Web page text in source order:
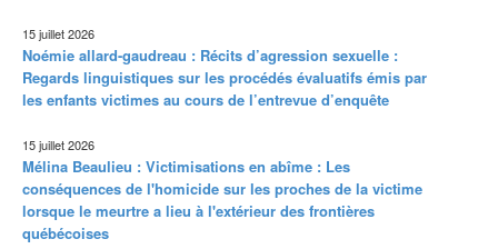
15 juillet 2026
Noémie allard-gaudreau : Récits d’agression sexuelle :
Regards linguistiques sur les procédés évaluatifs émis par
les enfants victimes au cours de l’entrevue d’enquête
15 juillet 2026
Mélina Beaulieu : Victimisations en abîme : Les
conséquences de l'homicide sur les proches de la victime
lorsque le meurtre a lieu à l'extérieur des frontières
québécoises